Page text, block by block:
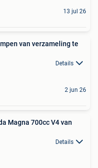
13 jul 26
van verzameling te
Details
2 jun 26
Magna 700cc V4 van
Details